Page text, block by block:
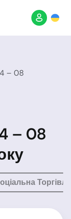
– 08
– 08
Торгівля